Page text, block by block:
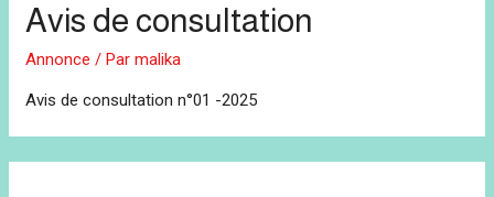
Avis de consultation
Annonce / Parmalika
Avis de consultation n°01 -2025